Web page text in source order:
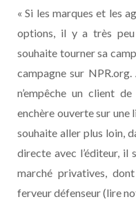
« Si les marques et les
options, il y a très peu
souhaite tourner sa
campagne sur
n’empêche un client
enchère ouverte sur une
souhaite aller plus loin,
directe avec l’éditeur,
marché privatives,
ferveur défenseur (lire